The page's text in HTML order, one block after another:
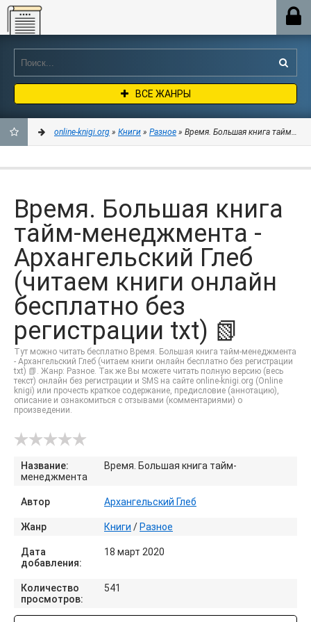
Online-knigi.org
ВСЕ ЖАНРЫ
ЗАКЛАДКИ
online-knigi.org » Книги » Разное » Время. Большая книга тайм-
Время. Большая книга
тайм-менеджмента -
Архангельский Глеб
(читаем книги онлайн
бесплатно без
регистрации txt) 📗
Тут можно читать бесплатно Время. Большая книга тайм-менеджмента
- Архангельский Глеб (читаем книги онлайн бесплатно без регистрации
txt) 📗. Жанр: Разное. Так же Вы можете читать полную версию (весь
текст) онлайн без регистрации и SMS на сайте online-knigi.org (Online
knigi) или прочесть краткое содержание, предисловие (аннотацию),
описание и ознакомиться с отзывами (комментариями) о
произведении.
Название:
Время. Большая книга тайм-
менеджмента
Автор Архангельский Глеб
Жанр Книги / Разное
Дата
добавления:
18 март 2020
Количество
просмотров:
541